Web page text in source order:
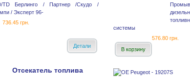
TD Берлинго / Партнер /Скудо /
/ Эксперт 96-
736.45 грн.
Детали
системы
576.80 грн.
В корзину
Отсекатель топлива